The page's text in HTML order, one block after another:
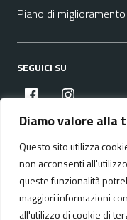
Diamo valore alla
Questo sito utilizza
non acconsenti
queste funzionalità
maggiori informazioni
all'utilizzo di cookie di
Piano di miglioramento
SEGUICI SU
facebookinstagram
Media policy